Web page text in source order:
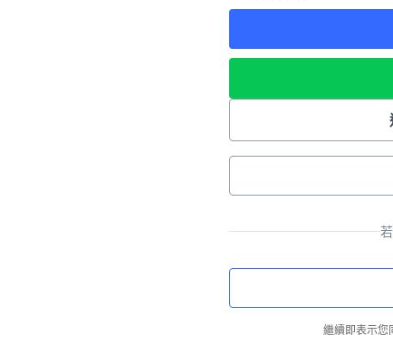
繼續即表示您